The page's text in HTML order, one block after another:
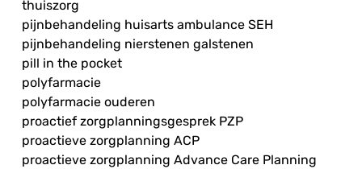
thuiszorg
pijnbehandeling huisarts ambulance SEH
pijnbehandeling nierstenen galstenen
pill in the pocket
polyfarmacie
polyfarmacie ouderen
proactief zorgplanningsgesprek PZP
proactieve zorgplanning ACP
proactieve zorgplanning Advance Care Planning